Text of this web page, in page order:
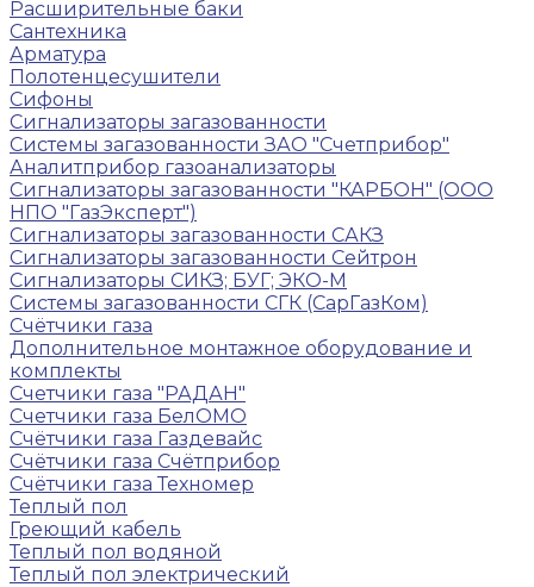
Расширительные баки
Сантехника
Арматура
Полотенцесушители
Сифоны
Сигнализаторы загазованности
Системы загазованности ЗАО "Счетприбор"
Аналитприбор газоанализаторы
Сигнализаторы загазованности "КАРБОН" (ООО
НПО "ГазЭксперт")
Сигнализаторы загазованности САКЗ
Сигнализаторы загазованности Сейтрон
Сигнализаторы СИКЗ; БУГ; ЭКО-М
Системы загазованности СГК (СарГазКом)
Счётчики газа
Дополнительное монтажное оборудование и
комплекты
Счетчики газа "РАДАН"
Счетчики газа БелОМО
Счётчики газа Газдевайс
Счётчики газа Счётприбор
Счётчики газа Техномер
Теплый пол
Греющий кабель
Теплый пол водяной
Теплый пол электрический